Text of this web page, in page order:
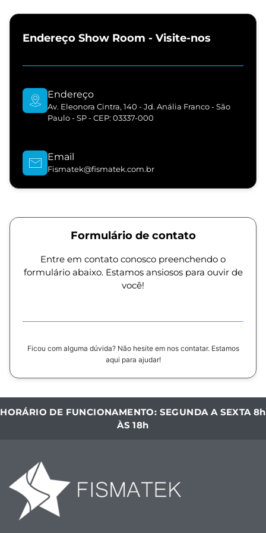
Endereço Show Room - Visite-nos
Endereço
Av. Eleonora Cintra, 140 - Jd. Anália Franco - São
Paulo - SP - CEP: 03337-000
Email
Fismatek@fismatek.com.br
Formulário de contato
Entre em contato conosco preenchendo o
formulário abaixo. Estamos ansiosos para ouvir de
você!
Ficou com alguma dúvida? Não hesite em nos contatar. Estamos
aqui para ajudar!
HORÁRIO DE FUNCIONAMENTO: SEGUNDA A SEXTA 8h
ÀS 18h